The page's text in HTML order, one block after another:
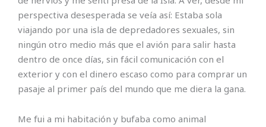
perspectiva desesperada se veía así: Estaba sola
viajando por una isla de depredadores sexuales, sin
ningún otro medio más que el avión para salir hasta
dentro de once días, sin fácil comunicación con el
exterior y con el dinero escaso como para comprar un
pasaje al primer país del mundo que me diera la gana.
Me fui a mi habitación y bufaba como animal